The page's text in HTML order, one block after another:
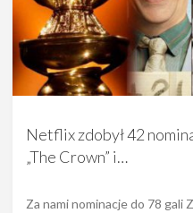
Netflix zdobył 42
„The Crown” i…
Za nami nominacje do 78